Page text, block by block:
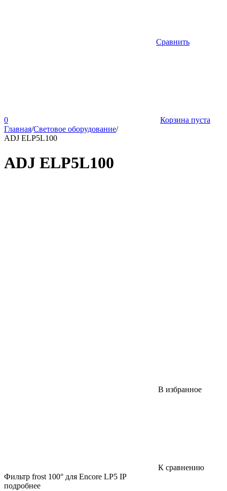
Сравнить
0
Корзина пуста
Главная/Световое оборудование/
ADJ ELP5L100
ADJ ELP5L100
В избранное
К сравнению
Фильтр frost 100° для Encore LP5 IP
подробнее